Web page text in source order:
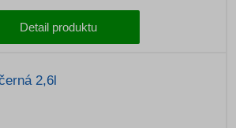
Detail produktu
2,6l